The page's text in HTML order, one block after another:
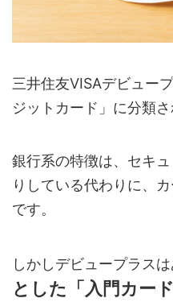
三井住友VISAデビュー
ジットカード」に分類さ
銀行系の特徴は、セキ
りしている代わりに、
です。
しかしデビュープラス
とした「入門カード